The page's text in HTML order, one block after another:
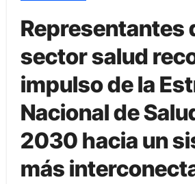
Representantes
sector salud
impulso de la
Nacional de
2030 hacia un
más